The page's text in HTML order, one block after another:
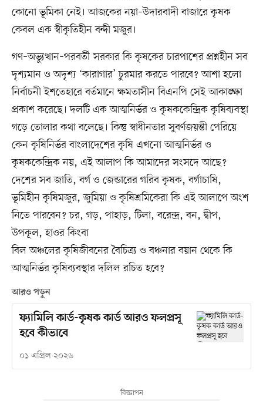
কোনো ভূমিকা নেই। আজকের নয়া–উদারবাদী বাজারে কৃষক
কেবল এক স্বীকৃতিহীন বন্দী মজুর।
গণ–অভ্যুত্থান–পরবর্তী সরকার কি কৃষকের চারপাশের প্রশ্নহীন সব
দৃশ্যমান ও অদৃশ্য ‘কারাগার’ চুরমার করতে পারবে? আশা হলো
নির্বাচনী ইশতেহারে বর্তমানে ক্ষমতাসীন বিএনপি সেই আকাঙ্ক্ষা
প্রকাশ করেছে। দলটি এক আত্মনির্ভর ও কৃষককেন্দ্রিক কৃষিব্যবস্থা
গড়ে তোলার কথা বলেছে। কিন্তু স্বাধীনতার সুবর্ণজয়ন্তী পেরিয়ে
কেন কৃষিনির্ভর বাংলাদেশের কৃষি এখনো আত্মনির্ভর ও
কৃষককেন্দ্রিক নয়, এই আলাপ কি আমাদের সংসদে আছে?
দেশের সব জাতি, বর্গ ও জেন্ডারের গরিব কৃষক, বর্গাচাষি,
ভূমিহীন কৃষিমজুর, জুমিয়া ও কৃষিশ্রমিকেরা কি এই আলাপে অংশ
নিতে পারবেন? চর, গড়, পাহাড়, টিলা, বরেন্দ্র, বন, দ্বীপ,
উপকূল, হাওর কিংবা
বিল অঞ্চলের কৃষিজীবনের বৈচিত্র্য ও বঞ্চনার বয়ান থেকে কি
আত্মনির্ভর কৃষিব্যবস্থার দলিল রচিত হবে?
আরও পড়ুন
ফ্যামিলি কার্ড-কৃষক কার্ড আরও ফলপ্রসূ
হবে কীভাবে
০১ এপ্রিল ২০২৬